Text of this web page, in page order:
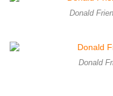
Donald
Donald